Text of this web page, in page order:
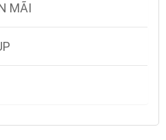
MÃI